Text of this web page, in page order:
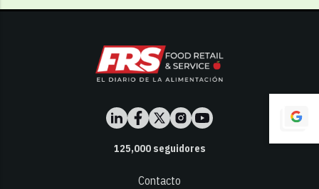
125,000seguidores
Contacto